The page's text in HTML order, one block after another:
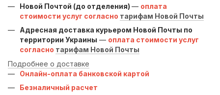
Новой Почтой (до отделения) — оплата
стоимости услуг согласно тарифам Новой Почты
Адресная доставка курьером Новой Почты по
территории Украины — оплата стоимости услуг
согласно тарифам Новой Почты
Подробнее о доставке
Онлайн-оплата банковской картой
Безналичный расчет